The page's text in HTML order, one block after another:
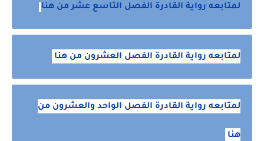
لمتابعه رواية القادرة الفصل التاسع عشر من هنا
لمتابعه رواية القادرة الفصل العشرون من هنا
لمتابعه رواية القادرة الفصل الواحد والعشرون من
هنا